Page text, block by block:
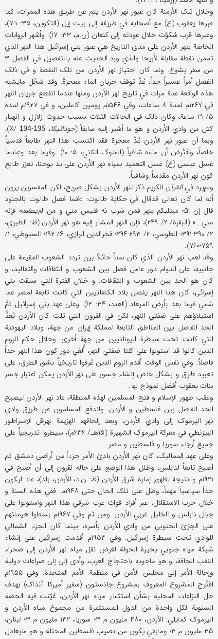
وخلال تلک الأزمنة کان عبور نهر الأردن یتم عن طریق هذه الممرات، کما
عبرها یعقوب (ع) مع أصحابه في طریقه إلی بیت إیل (التکوین، ۳۵: ۱-۷)،
وعبرها قرب سُکوّت خلال عودته إلی کنعان (ن.م، ۳۳: ۱۷). وأشهر الروایات
الخاصة بنهر الأردن علی مدی التاریخ هي عبور بني إسرائیل هذا النهر الذي
تممن نقطة مقابلة لأریحا والذي ورد الحدیث عنه بالتفصیل في الفصل ۳
من سفر یشوع. ولما کان اجتیاز نهر الأردن من تلک النقطة و في ذلک
الفصل أمراً عسیراً جداً، عُدَّ توقف جریان الماء معجزةً. وقد سُجِّل مایشبه
هذه الواقعة عدة مرات في تاریخ نهر الأردن ومنها عندما انقطع جریان النهر
في ۱۲۶۷م لمدة ۸ ساعات، وفي ۱۵۴۶م یومین کاملین، و في ۱۹۲۷م لمدة
۵/ ۲۱ ساعة، وکان ذلک في الحالات الثلاث بسبب حدوث زلازل و انهیار
کتل من وادي الأردن و هو ما أشیر إلیه سابقاً (جودائیکا، X/ 194-195
).
وبما أن عبور نهر الأردن عُدَّ معجزة فقد اکتسب هذا النهر طابعاً قدسیاً
خاصاً، وافتُرض أن ماءه شافیاً (الملوک الثاني، ۵: ۱۰). وفیما بعد وعندما
غسل عیسی (ع) غسل التعمید بمیاه نهر الأردن علی ید یوحنا، تعزز طابع
کون نهر الأردن مقدساً وشافیاً.
ولم‌یرد فيالقرآن الکریم ذکر لنهر الأردن بشکل صریح، لکن المفسرین یرون
أنه لما کان تعالی قدقال في حکایة طالوت: «فلما فصل طالوت بالجنود
قال إن الله مبتلیکم بنهر فمن شرب نه فلیس مني و من لم‌یطعمه فإنه
مني...» (البقرة/ ۲/ ۲۴۹)، فإن النهر المشار إلیه هو نهر الأردن (ظ: الطبري،
۲/ ۳۹۰-۳۹۱؛ الطوسي، ۲/ ۲۹۳-۲۹۴؛ فخرالدین الرازي، ۶/ ۱۹۲؛ السیوطي، ۱/
۷۵۹-۷۶۰).
وقد لعب نهر الأردن الذي کان سداً حائلاً بین تردد الشعوب المقیمة علی
جانبیه، علی الدوام دور عامل فصل بین الشعوب و الثقافات والتقالید، و
کان هو الحد بین الشعوب و الثقافات. و خلال الفترة التي سبقت بني
إسرائی، کان هذا النهر یفصل بلاد الکنعانیین التي کانت تابعة لمصر عما
سُمي فیما بعد بأرض المیعاد (العدد، ۳۴: ۱۲). وعلی عهد بني إسرائیل تمَّ
استیلاؤهم علی ضفتي النهر، لکن في القرون التي تلت کان الأردن یُعدُّ
الحد الفاصل بین المناطق التابعة لمملکة إیران من جهة، وبلاد الیهودیة
التي کانت تحت سیطرة الیونانیین من جهة أخری. وخلال حکم الروم
الذین کانوا قد استولوا علی کلتا ضفتي النهر، أُلغي دور کون هذا النهر حداً
فاصلاً. وفي نفس الوقت أقدم الروم الذین عُرفوا تاریخیاً بشق الطرق، علی
تعبید طرق و بشکل خاص إنشاء جسور علی نهر الأردن یمکن اعتبار جسر
بنات یعقوب أفضل نموذج لها.
وعقب ظهور الإسلام و فتح المسلمین لهذه المنطقة، عاد نهر الأردن لیصبح
الحد الفاصل بین فلسطین و الأردن. واندفع المسلمون عن طریق وادي
نهر الیرموک إلی وادي الأردن، وبعد إلحاقهم الهزیمة بهرقل الإمبراطور
البیزنطي في معرکة الیرموک الشهیرة (۱۵هـ/ ۶۳۶م)، سیطروا تدریجیاً علی
جمیع أرجاء سوریا و فلسطین و مصر.
وعلی عهد الممالیک، کان نهر الأردن بادئ الأمر جزءاً من أراضي دمشق ثم
أصبح تابعاً لنابلس، وظلل هذا الوضع علی حاله لقرون إلی أن أصبح في
۱۹۲۱م و نتیجة لظهور إمارة شرق الأردن (ظ: ن.د، الأردن، بلد)، عاد لیکون
حداً سیاسیاً مهماً، وظل علی تلک الحال حتی ۱۹۴۸م. ففي هذه السنة و
خلال حرب الاستقلال، عبر أفراد قوات عرب شرقي هذا النهر واستولوا علی
جبال نابلس و الخلیل غربي الأردن. ومن ثم وفي ۱۹۶۷م بسطوا هیمنتهم
علی الجزئ الجنوبي من وادي الأردن بأسره، بینما کان الجزء الشمالي
للوادي تحت سیطرة إسرائیل. وفي ۱۹۵۳م أقدمت إسرائیل علی إنشاء
شبکة میاه جنوبي بحیرة الحولة لغرض نقل میاه نهر الأردن إلی صحراء
النقب الجافة، و هو ماجوبه باحتجاج العرب، وأدی إلی إلی صراعات دولیة
وإحالة الأمر إلی مجلس الأمن في منظمة الأمم المتحدة. وفي ۱۹۵۵م
اقتُرح المشروع المعروف بمشروع جانستون (سفیر أمیرکا آنذاک) بهدف
حل النزاعات المحلیة بشأن استثمار میاه نهر الأردن، عُیّنت فیه الحصة
السنویة لکل واحدة من الدول المستثمرة من مجموع میاه الأردن و
الیرموک کمایلي: الأردن، ۴۸۰ ملیون م ۳؛ سوریا، ۱۳۲ ملیون م ۳؛ لبنان،
۳۵ ملیون م ۳؛ ومابقي یکون من نصیب فلسطین المحتلة و هو مایعادل